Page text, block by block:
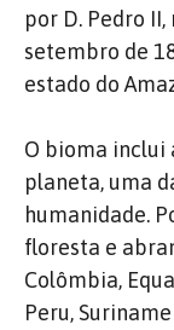
por D. Pedro II,
setembro de
estado do
O bioma
planeta, uma
humanidade.
floresta e
Colômbia,
Peru,